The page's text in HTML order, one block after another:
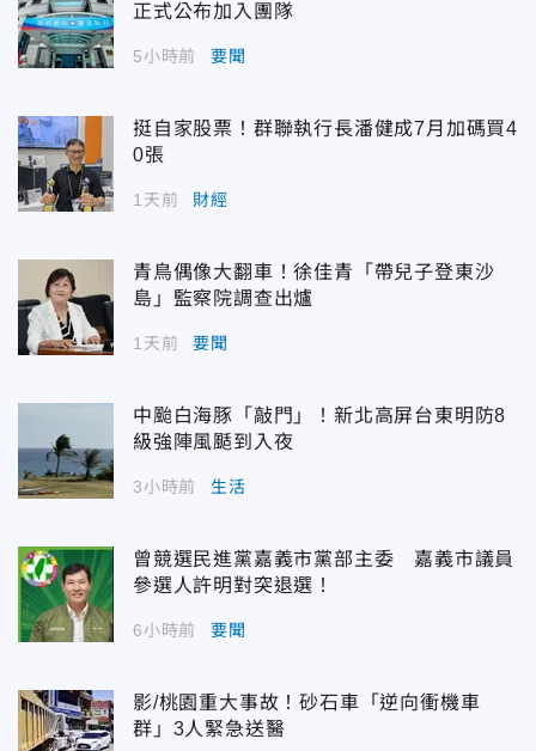
正式公布加入團隊
5小時前 要聞
挺自家股票！群聯執行長潘健成7月加碼買4
0張
1天前 財經
青鳥偶像大翻車！徐佳青「帶兒子登東沙
島」監察院調查出爐
1天前 要聞
中颱白海豚「敲門」！新北高屏台東明防8
級強陣風颳到入夜
3小時前 生活
曾競選民進黨嘉義市黨部主委 嘉義市議員
參選人許明對突退選！
6小時前 要聞
影/桃園重大事故！砂石車「逆向衝機車
群」3人緊急送醫